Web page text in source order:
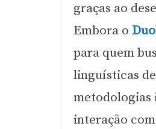
graças ao
Embora o
para quem
linguísticas
metodologias
interação